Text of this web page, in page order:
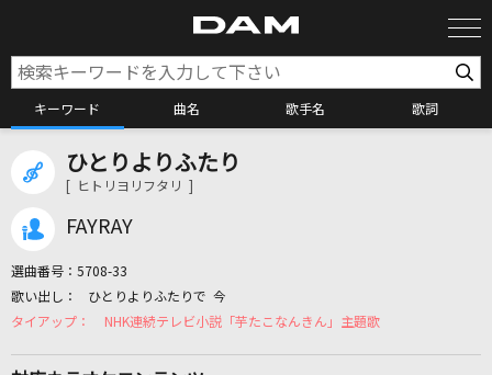
キーワード 曲名 歌手名 歌詞
カラオケ検索
カラオケリクエスト
ひとりよりふたり
[ ヒトリヨリフタリ ]
FAYRAY
選曲番号： 5708-33
ひとりよりふたりで 今
NHK連続テレビ小説「芋たこなんきん」主題歌